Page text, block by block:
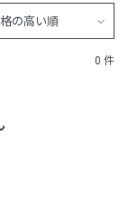
の高い順
0 件